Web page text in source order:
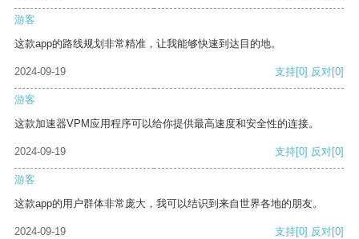
游客
这款app的路线规划非常精准，让我能够快速到达目的地。
2024-09-19 支持[0] 反对[0]
游客
这款加速器VPM应用程序可以给你提供最高速度和安全性的连接。
2024-09-19 支持[0] 反对[0]
游客
这款app的用户群体非常庞大，我可以结识到来自世界各地的朋友。
2024-09-19 支持[0] 反对[0]